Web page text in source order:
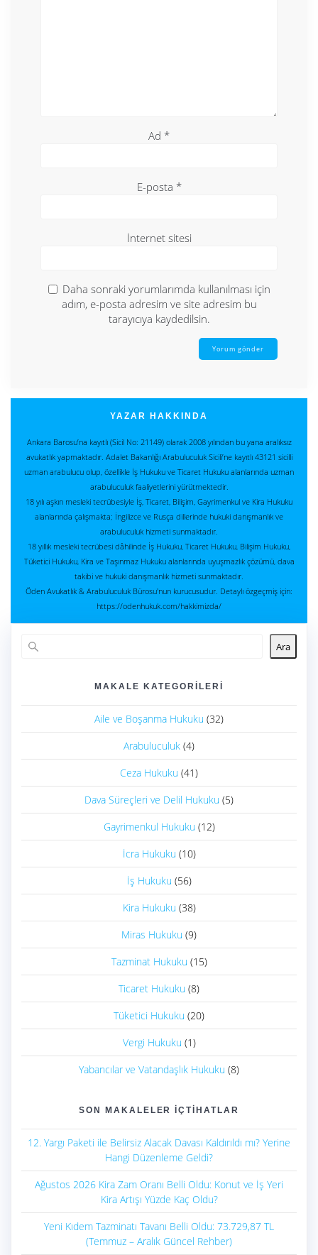
Ad *
E-posta *
İnternet sitesi
Daha sonraki yorumlarımda kullanılması için
adım, e-posta adresim ve site adresim bu
tarayıcıya kaydedilsin.
YAZAR HAKKINDA
Ankara Barosu’na kayıtlı (Sicil No: 21149) olarak 2008 yılından bu yana aralıksız
avukatlık yapmaktadır. Adalet Bakanlığı Arabuluculuk Sicili’ne kayıtlı 43121 sicilli
uzman arabulucu olup, özellikle İş Hukuku ve Ticaret Hukuku alanlarında uzman
arabuluculuk faaliyetlerini yürütmektedir.
18 yılı aşkın mesleki tecrübesiyle İş, Ticaret, Bilişim, Gayrimenkul ve Kira Hukuku
alanlarında çalışmakta; İngilizce ve Rusça dillerinde hukuki danışmanlık ve
arabuluculuk hizmeti sunmaktadır.
18 yıllık mesleki tecrübesi dâhilinde İş Hukuku, Ticaret Hukuku, Bilişim Hukuku,
Tüketici Hukuku, Kira ve Taşınmaz Hukuku alanlarında uyuşmazlık çözümü, dava
takibi ve hukuki danışmanlık hizmeti sunmaktadır.
Öden Avukatlık & Arabuluculuk Bürosu'nun kurucusudur. Detaylı özgeçmiş için:
https://odenhukuk.com/hakkimizda/
Ara
MAKALE KATEGORILERI
Aile ve Boşanma Hukuku (32)
Arabuluculuk (4)
Ceza Hukuku (41)
Dava Süreçleri ve Delil Hukuku (5)
Gayrimenkul Hukuku (12)
İcra Hukuku (10)
İş Hukuku (56)
Kira Hukuku (38)
Miras Hukuku (9)
Tazminat Hukuku (15)
Ticaret Hukuku (8)
Tüketici Hukuku (20)
Vergi Hukuku (1)
Yabancılar ve Vatandaşlık Hukuku (8)
SON MAKALELER İÇTIHATLAR
12. Yargı Paketi ile Belirsiz Alacak Davası Kaldırıldı mı? Yerine
Hangi Düzenleme Geldi?
Ağustos 2026 Kira Zam Oranı Belli Oldu: Konut ve İş Yeri
Kira Artışı Yüzde Kaç Oldu?
Yeni Kıdem Tazminatı Tavanı Belli Oldu: 73.729,87 TL
(Temmuz – Aralık Güncel Rehber)